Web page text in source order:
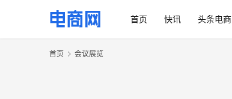
首页 快讯 头条电商
首页 会议展览